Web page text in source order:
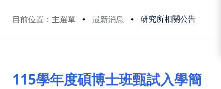
目前位置：主選單 最新消息 研究所相關公告
115學年度碩博士班甄試入學簡